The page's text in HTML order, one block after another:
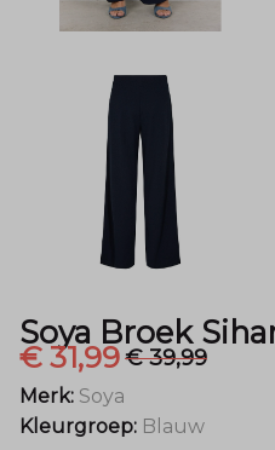
Menger
Mode
Soya Broek
€ 31,99€ 39,99
Merk: Soya
Kleurgroep: Blauw